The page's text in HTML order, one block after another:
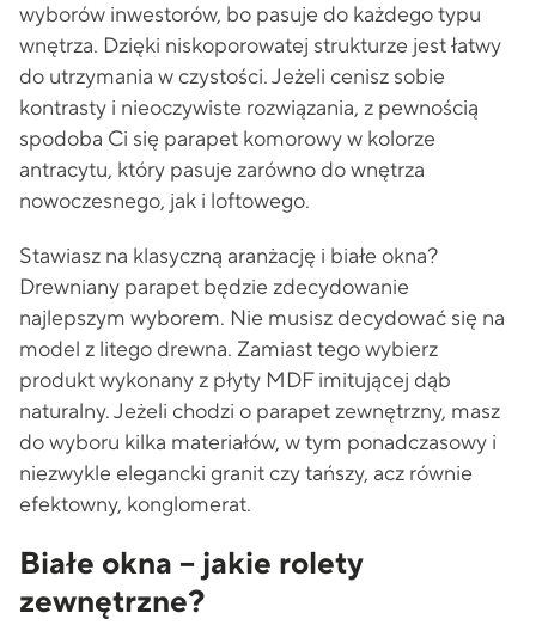
wyborów inwestorów, bo pasuje do każdego typu
wnętrza. Dzięki niskoporowatej strukturze jest łatwy
do utrzymania w czystości. Jeżeli cenisz sobie
kontrasty i nieoczywiste rozwiązania, z pewnością
spodoba Ci się parapet komorowy w kolorze
antracytu, który pasuje zarówno do wnętrza
nowoczesnego, jak i loftowego.
Stawiasz na klasyczną aranżację i białe okna?
Drewniany parapet będzie zdecydowanie
najlepszym wyborem. Nie musisz decydować się na
model z litego drewna. Zamiast tego wybierz
produkt wykonany z płyty MDF imitującej dąb
naturalny. Jeżeli chodzi o parapet zewnętrzny, masz
do wyboru kilka materiałów, w tym ponadczasowy i
niezwykle elegancki granit czy tańszy, acz równie
efektowny, konglomerat.
Białe okna – jakie rolety
zewnętrzne?